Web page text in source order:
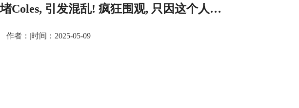
Coles, 引发混乱! 疯狂围观, 只因这个人…
作者： |时间：2025-05-09